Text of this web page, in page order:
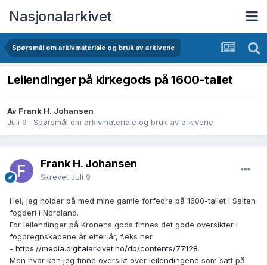
Nasjonalarkivet
Spørsmål om arkivmateriale og bruk av arkivene
Leilendinger på kirkegods på 1600-tallet
Av Frank H. Johansen
Juli 9 i Spørsmål om arkivmateriale og bruk av arkivene
Frank H. Johansen
Skrevet Juli 9
Hei, jeg holder på med mine gamle forfedre på 1600-tallet i Salten
fogderi i Nordland.
For leilendinger på Kronens gods finnes det gode oversikter i
fogdregnskapene år etter år, f.eks her
- https://media.digitalarkivet.no/db/contents/77128
Men hvor kan jeg finne oversikt over leilendingene som satt på